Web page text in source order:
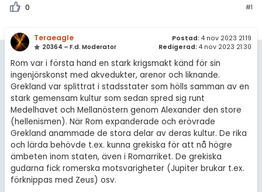
0 #1
Teraeagle
20364 – F.d. Moderator
Postad: 4 nov 2023 21:19
Redigerad: 4 nov 2023 21:30
Rom var i första hand en stark krigsmakt känd för sin
ingenjörskonst med akvedukter, arenor och liknande.
Grekland var splittrat i stadsstater som hölls samman av en
stark gemensam kultur som sedan spred sig runt
Medelhavet och Mellanöstern genom Alexander den store
(hellenismen). När Rom expanderade och erövrade
Grekland anammade de stora delar av deras kultur. De rika
och lärda behövde t.ex. kunna grekiska för att nå högre
ämbeten inom staten, även i Romarriket. De grekiska
gudarna fick romerska motsvarigheter (Jupiter brukar t.ex.
förknippas med Zeus) osv.
För lärare
3 inloggade
Om Pluggakuten
Allmänna villkor
Cookie-inställningar
ämnen
diskussioner